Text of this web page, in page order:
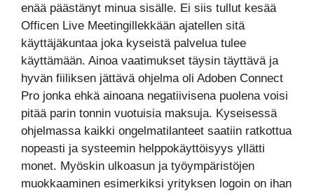
enää päästänyt minua sisälle. Ei siis tullut kesää
Officen Live Meetingillekkään ajatellen sitä
käyttäjäkuntaa joka kyseistä palvelua tulee
käyttämään. Ainoa vaatimukset täysin täyttävä ja
hyvän fiiliksen jättävä ohjelma oli Adoben Connect
Pro jonka ehkä ainoana negatiivisena puolena voisi
pitää parin tonnin vuotuisia maksuja. Kyseisessä
ohjelmassa kaikki ongelmatilanteet saatiin ratkottua
nopeasti ja systeemin helppokäyttöisyys yllätti
monet. Myöskin ulkoasun ja työympäristöjen
muokkaaminen esimerkiksi yrityksen logoin on ihan